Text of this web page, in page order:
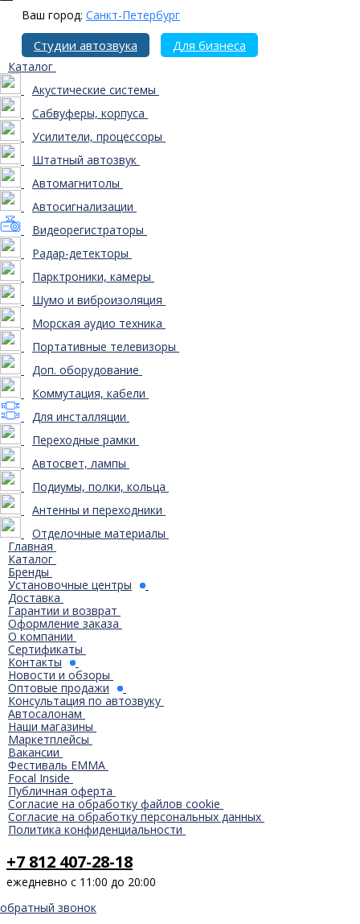
Ваш город: Санкт-Петербург
Студии автозвука Для бизнеса
Каталог
Акустические системы
Сабвуферы, корпуса
Усилители, процессоры
Штатный автозвук
Автомагнитолы
Автосигнализации
Видеорегистраторы
Радар-детекторы
Парктроники, камеры
Шумо и виброизоляция
Морская аудио техника
Портативные телевизоры
Доп. оборудование
Коммутация, кабели
Для инсталляции
Переходные рамки
Автосвет, лампы
Подиумы, полки, кольца
Антенны и переходники
Отделочные материалы
Главная
Каталог
Бренды
Установочные центры
Доставка
Гарантии и возврат
Оформление заказа
О компании
Сертификаты
Контакты
Новости и обзоры
Оптовые продажи
Консультация по автозвуку
Автосалонам
Наши магазины
Маркетплейсы
Вакансии
Фестиваль EMMA
Focal Inside
Публичная оферта
Согласие на обработку файлов cookie
Согласие на обработку персональных данных
Политика конфиденциальности
+7 812 407-28-18
ежедневно с 11:00 до 20:00
обратный звонок